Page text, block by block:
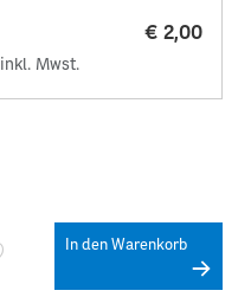
€ 2,00
inkl. Mwst.
In den Warenkorb